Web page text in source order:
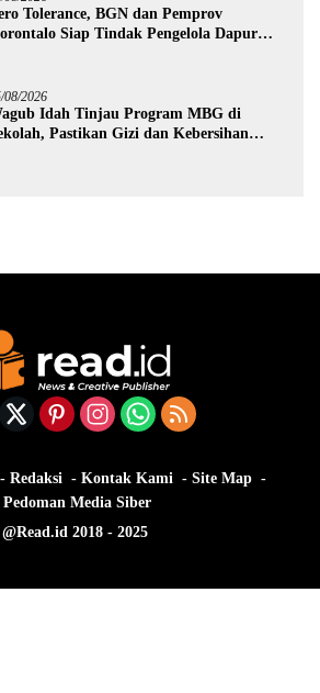
Tolerance, BGN dan Pemprov
Siap Tindak Pengelola Dapur
08/2026
Idah Tinjau Program MBG di
Pastikan Gizi dan Kebersihan
Redaksi Kontak Kami
Site Map
Pedoman Media Siber
@Read.id 2018 - 2025